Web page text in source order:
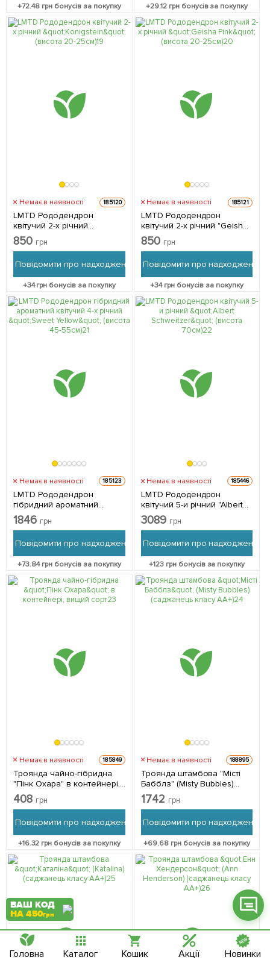
+72.48грн бонусів за покупку +29.12грн бонусів за покупку
Немає в наявності 185120
LMTD Рододендрон
квітучий 2-х річний
"Konigstein" (висота 20-
25см) з Нідерландів 1
850 грн
Повідомити про надходження
+34грн бонусів за покупку
Немає в наявності 185121
LMTD Рододендрон
квітучий 2-х річний "Geisha
Pink" (висота 20-25см) з
Нідерландів 1 саджанець в
850 грн
Повідомити про надходження
+34грн бонусів за покупку
Немає в наявності 185123
LMTD Рододендрон
гібридний ароматний
квітучий 4-х річний "Sweet
Yellow" (висота 45-55см) з
упаковці
1846 грн
Повідомити про надходження
+73.84грн бонусів за покупку
Немає в наявності 185446
LMTD Рододендрон
квітучий 5-и річний "Albert
Schweitzer" (висота 70см) з
Нідерландів 1 саджанець в
3089 грн
Повідомити про надходження
+123грн бонусів за покупку
Немає в наявності 185849
Троянда чайно-гібридна
"Пінк Охара" в контейнері,
вищий сорт 1 саджанець в
упаковці
408 грн
Повідомити про надходження
+16.32 грн бонусів за покупку
Немає в наявності 188895
Троянда штамбова "Місті
Бабблз" (Misty Bubbles)
(саджанець класу АА+) 1 шт
в упаковці
1742 грн
Повідомити про надходження
+69.68 грн бонусів за покупку
Фейсбук
Телеграм
Вайбер
Інстаграм
Онлайн чат
ВАШ КОД
НА 450грн
Головна Каталог Кошик Акції Новинки